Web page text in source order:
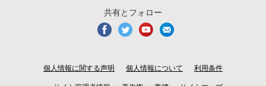
共有とフォロー
個人情報に関する声明 個人情報について 利用条件